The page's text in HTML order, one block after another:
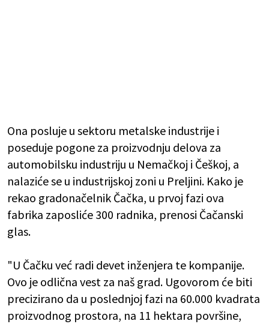
Ona posluje u sektoru metalske industrije i
poseduje pogone za proizvodnju delova za
automobilsku industriju u Nemačkoj i Češkoj, a
nalaziće se u industrijskoj zoni u Preljini. Kako je
rekao gradonačelnik Čačka, u prvoj fazi ova
fabrika zaposliće 300 radnika, prenosi Čačanski
glas.
"U Čačku već radi devet inženjera te kompanije.
Ovo je odlična vest za naš grad. Ugovorom će biti
precizirano da u poslednjoj fazi na 60.000 kvadrata
proizvodnog prostora, na 11 hektara površine,